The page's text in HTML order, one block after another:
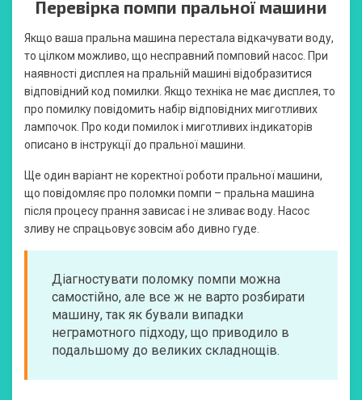
Перевірка помпи пральної машини
Якщо ваша пральна машина перестала відкачувати воду,
то цілком можливо, що несправний помповий насос. При
наявності дисплея на пральній машині відобразитися
відповідний код помилки. Якщо техніка не має дисплея, то
про помилку повідомить набір відповідних миготливих
лампочок. Про коди помилок і миготливих індикаторів
описано в інструкції до пральної машини.
Ще один варіант не коректної роботи пральної машини,
що повідомляє про поломки помпи – пральна машина
після процесу прання зависає і не зливає воду. Насос
зливу не спрацьовує зовсім або дивно гуде.
Діагностувати поломку помпи можна
самостійно, але все ж не варто розбирати
машину, так як бували випадки
неграмотного підходу, що приводило в
подальшому до великих складнощів.